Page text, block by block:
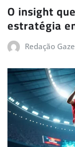
O insight
estratégia
Redação